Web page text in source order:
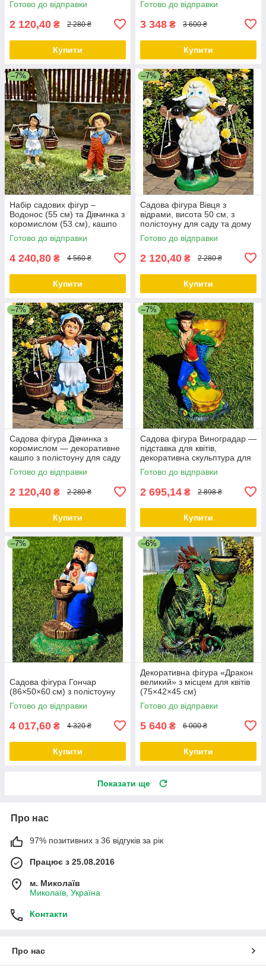
Готово до відправки
2 120,40 ₴ 2 280 ₴
Купити
Підставка для квітів
Готово до відправки
3 348 ₴ 3 600 ₴
Купити
–7%
Набір садових фігур –
Водонос (55 см) та Дівчинка з
коромислом (53 см), кашпо
Готово до відправки
4 240,80 ₴ 4 560 ₴
Купити
–7%
Садова фігура Вівця з
відрами, висота 50 см, з
полістоуну для саду та дому
Готово до відправки
2 120,40 ₴ 2 280 ₴
Купити
–7%
Садова фігура Дівчинка з
коромислом — декоративне
кашпо з полістоуну для саду
та дому, висота 53 см
Готово до відправки
2 120,40 ₴ 2 280 ₴
Купити
–7%
Садова фігура Виноградар —
підставка для квітів,
декоративна скульптура для
саду, 64×30×24 см,
полістоун, кашпо
Готово до відправки
2 695,14 ₴ 2 898 ₴
Купити
–7%
Садова фігура Гончар
(86×50×60 см) з полістоуну
Готово до відправки
4 017,60 ₴ 4 320 ₴
Купити
–6%
Декоративна фігура «Дракон
великий» з місцем для квітів
(75×42×45 см)
Готово до відправки
5 640 ₴ 6 000 ₴
Купити
Показати ще
Про нас
97% позитивних з 36 відгуків за рік
Працює з 25.08.2016
м. Миколаїв
Миколаїв, Україна
Контакти
Про нас